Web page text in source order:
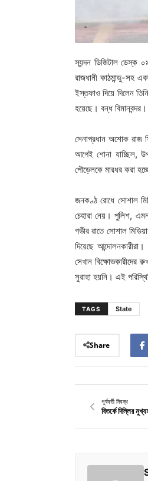
স্যন্দন ডিজিটাল ডেস্ক
রাজধানী কাঠমান্ডু-সহ
ইস্তফাও দিয়ে দিলেন
হয়েছে। বন্ধ
সেনাপ্রধান অশোক রাজ
আগেই শোনা যাচ্ছিল,
পৌড়েলকে মারধর করা
জনকণ্ঠ রোধে সোশাল
চেহারা নেয়। পুলিশ,
গভীর রাতে সোশাল
দিয়েছে
সেখান বিক্ষোভকারীদের
সুরাহা হয়নি। এই
TAGS State
Share
পূর্ববর্তী নিবন্ধ
বিতর্কে দিল্লির